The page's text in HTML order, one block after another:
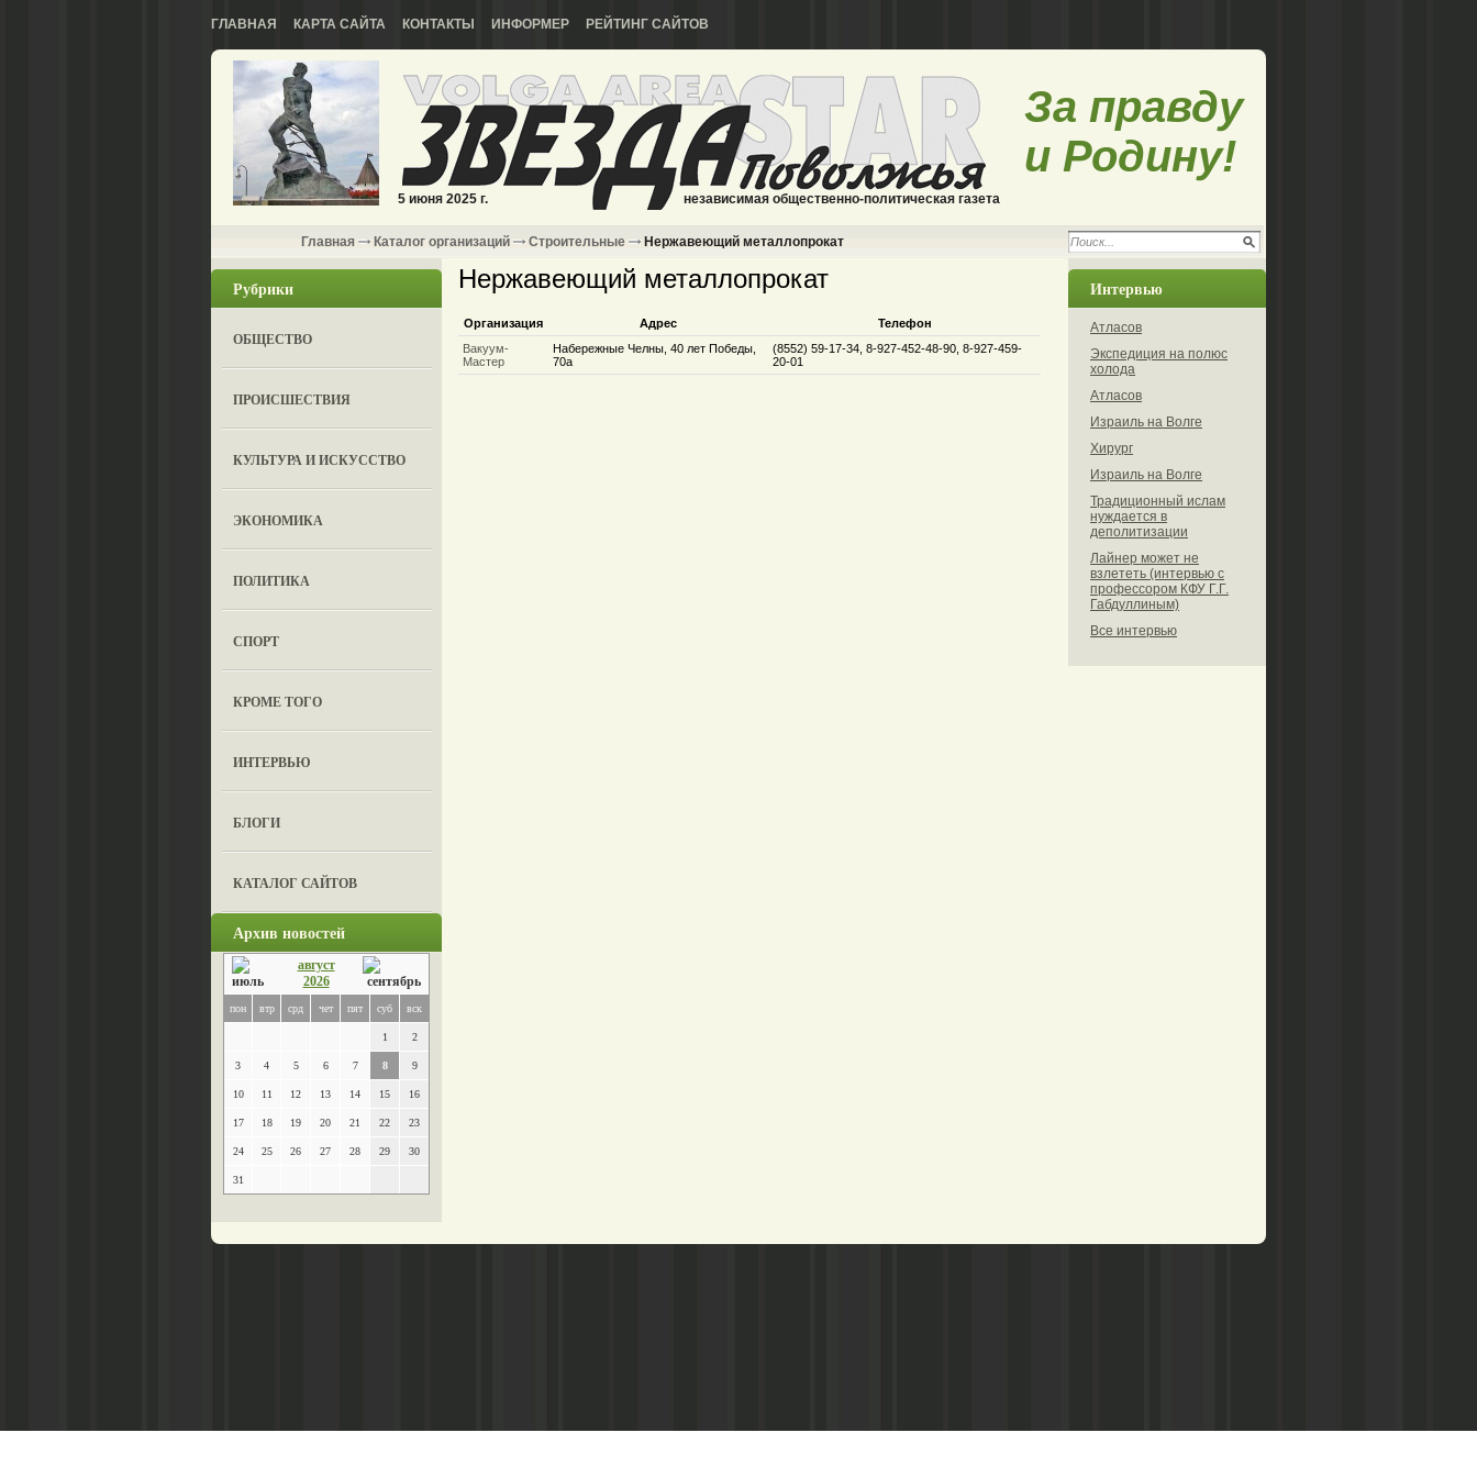
ГЛАВНАЯ КАРТА САЙТА КОНТАКТЫ ИНФОРМЕР РЕЙТИНГ САЙТОВ
5 июня 2025 г. независимая общественно-политическая газета
За правду
и Родину!
Главная Каталог организаций Строительные Нержавеющий металлопрокат
Рубрики
ОБЩЕСТВО
ПРОИСШЕСТВИЯ
КУЛЬТУРА И ИСКУССТВО
ЭКОНОМИКА
ПОЛИТИКА
СПОРТ
КРОМЕ ТОГО
ИНТЕРВЬЮ
БЛОГИ
КАТАЛОГ САЙТОВ
Архив новостей
август
2026
пон втр срд чет пят суб вск
1 2
3 4 5 6 7 8 9
10 11 12 13 14 15 16
17 18 19 20 21 22 23
24 25 26 27 28 29 30
31
Нержавеющий металлопрокат
Организация Адрес
Телефон
Вакуум-
Мастер
Набережные Челны, 40 лет Победы,
70а
(8552) 59-17-34, 8-927-452-48-90, 8-927-459-
20-01
Интервью
Атласов
Экспедиция на полюс
холода
Атласов
Израиль на Волге
Хирург
Израиль на Волге
Традиционный ислам
нуждается в
деполитизации
Лайнер может не
взлететь (интервью с
профессором КФУ Г.Г.
Габдуллиным)
Все интервью